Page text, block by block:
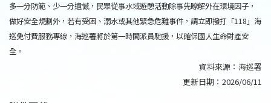
多一分防範、少一分遺憾，民眾從事水域遊憩活動除事先瞭解外在環境因子，
做好安全規劃外，若有受困、溺水或其他緊急危難事件，請立即撥打「118」海
巡免付費服務專線，海巡署將於第一時間派員馳援，以確保國人生命財產安
全。
資料來源： 海巡署
更新日期： 2026/06/11